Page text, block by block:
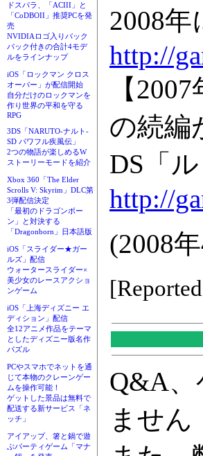
ドスパラ、「ACIII」と
「CoDBOII」推奨PCを発
売
NVIDIAロゴ入りバック
パック付きの合計4モデ
ルをラインナップ
iOS「ロックマン クロス
オーバー」が配信開始
自分だけのロックマンを
作り世界の平和を守る
RPG
3DS「NARUTO-ナルト-
SD パワフル疾風伝」
2つの物語が楽しめるW
ストーリーモードを紹介
Xbox 360「The Elder
Scrolls V: Skyrim」DLC第
3弾配信決定
「最初のドラゴンボー
ン」と対決する
「Dragonborn」日本語版
iOS「スライダー★ガー
ルズ」配信
ウォータースライダー×
美少女のレースアクショ
ンゲーム
iOS「上海ディズニー エ
ディション」配信
全12アニメ作品をテーマ
としたディズニー版名作
パズル
PCやスマホでネットを通
じて本物のクレーンゲー
ムを操作可能！
ゲットした景品は無料で
配送する新サービス「ネ
ッチ」
アイアップ、箸と鍋で遊
ぶパーティゲーム「マナ
2008
http://
【
の続編
DS「
http://
(2008
Q&A
ません